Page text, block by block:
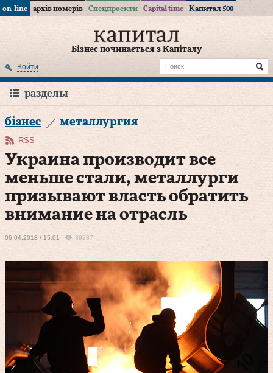
on-line архів номерів Спецпроекти Capital time Капитал 500
Бізнес починається з Капіталу
Войти
разделы
бізнес металлургия
RSS
Украина производит все
меньше стали, металлурги
призывают власть обратить
внимание на отрасль
06.04.2018 / 15:01 39287